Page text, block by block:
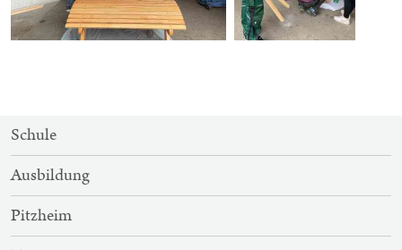
SITEMAP-
NAVIGATION
Schule
Ausbildung
Pitzheim